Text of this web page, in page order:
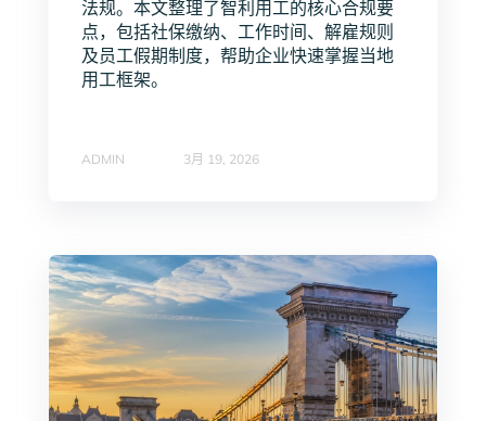
法规。本文整理了智利用工的核心合规要
点，包括社保缴纳、工作时间、解雇规则
及员工假期制度，帮助企业快速掌握当地
用工框架。
ADMIN 3月 19, 2026